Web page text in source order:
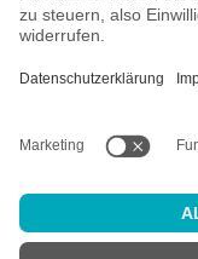
ggf.
Altersprüfung